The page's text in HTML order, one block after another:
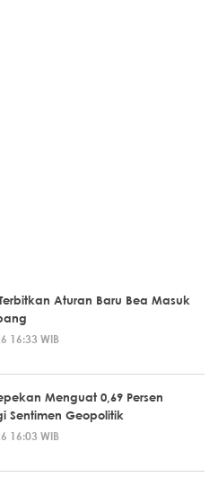
Aturan Baru Bea Masuk
16:33 WIB
Menguat 0,69 Persen
Sentimen Geopolitik
16:03 WIB